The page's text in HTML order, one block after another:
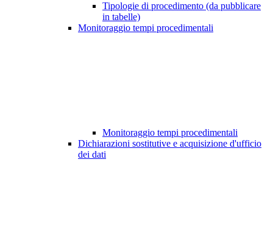
Tipologie di procedimento (da pubblicare
in tabelle)
Monitoraggio tempi procedimentali
Monitoraggio tempi procedimentali
Dichiarazioni sostitutive e acquisizione d'ufficio
dei dati